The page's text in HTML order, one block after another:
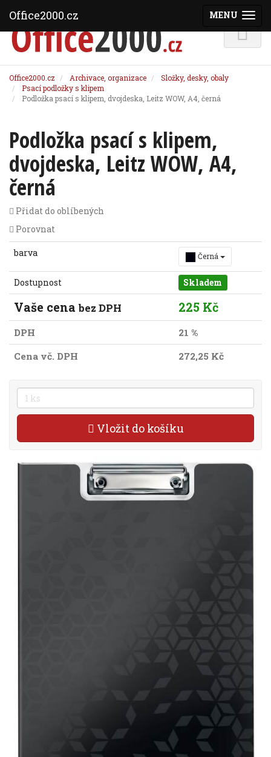
Office2000.cz Archivace, organizace
Složky, desky, obaly
Psací podložky s klipem
Podložka psací s klipem, dvojdeska, Leitz WOW, A4, černá
Podložka psací s klipem,
dvojdeska, Leitz WOW, A4,
černá
Přidat do oblíbených
Porovnat
barva Černá
Dostupnost Skladem
Vaše cena bez DPH 225 Kč
DPH
21 %
Cena vč. DPH
272,25 Kč
Vložit do košíku
MENU
Office2000.cz